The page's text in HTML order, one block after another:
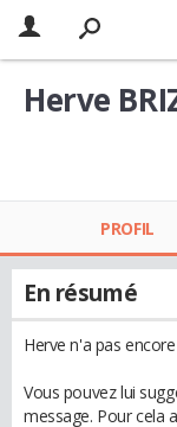
Herve
PROFIL
En résumé
Herve n'a pas
Vous pouvez lui
message. Pour cela